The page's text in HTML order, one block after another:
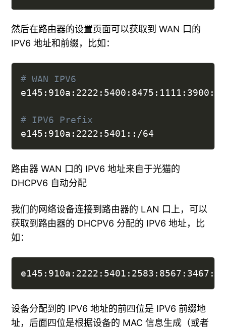
然后在路由器的设置页面可以获取到 WAN 口的
IPV6 地址和前缀，比如：
# WAN IPV6
# IPV6 Prefix
e145:910a:2222:5401::/64
路由器 WAN 口的 IPV6 地址来自于光猫的
DHCPV6 自动分配
我们的网络设备连接到路由器的 LAN 口上，可以
获取到路由器的 DHCPV6 分配的 IPV6 地址，比
如：
设备分配到的 IPV6 地址的前四位是 IPV6 前缀地
址，后面四位是根据设备的 MAC 信息生成（或者